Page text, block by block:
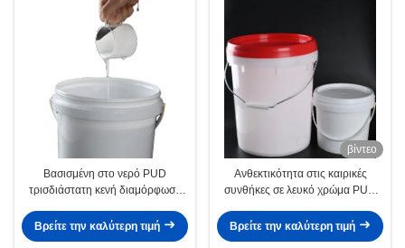
Βασισμένη στο νερό PUD
τρισδιάστατη κενή διαμόρφωση
συγκολλητική
Βρείτε την καλύτερη τιμή
βίντεο
Ανθεκτικότητα στις καιρικές
συνθήκες σε λευκό χρώμα PUD
εφαρμογές επικάλυψης χαρτιού
Βρείτε την καλύτερη τιμή